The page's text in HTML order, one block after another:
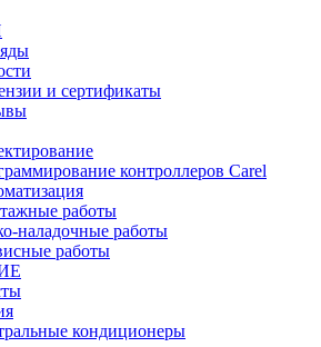
и сертификаты
контроллеров Carel
работы
наладочные работы
работы
кондиционеры